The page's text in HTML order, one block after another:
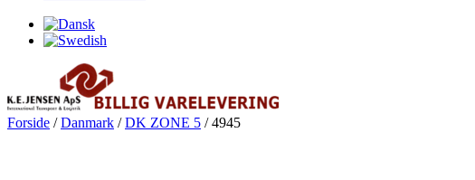
Forside /Danmark /DK ZONE 5 / 4945